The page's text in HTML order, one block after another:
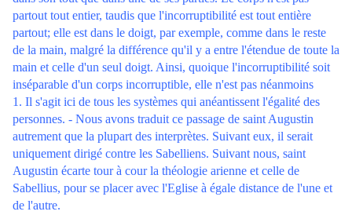
partout tout entier, taudis que l'incorruptibilité est tout entière
partout; elle est dans le doigt, par exemple, comme dans le reste
de la main, malgré la différence qu'il y a entre l'étendue de toute la
main et celle d'un seul doigt. Ainsi, quoique l'incorruptibilité soit
inséparable d'un corps incorruptible, elle n'est pas néanmoins
1. Il s'agit ici de tous les systèmes qui anéantissent l'égalité des
personnes. - Nous avons traduit ce passage de saint Augustin
autrement que la plupart des interprètes. Suivant eux, il serait
uniquement dirigé contre les Sabelliens. Suivant nous, saint
Augustin écarte tour à cour la théologie arienne et celle de
Sabellius, pour se placer avec l'Eglise à égale distance de l'une et
de l'autre.